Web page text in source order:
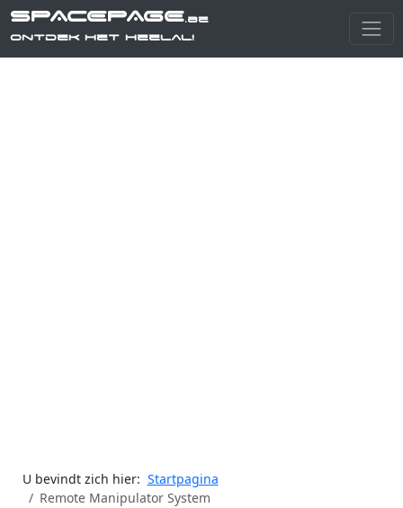
SPACEPAGE.be
Ontdek het heelal!
U bevindt zich hier: Startpagina
Remote Manipulator System